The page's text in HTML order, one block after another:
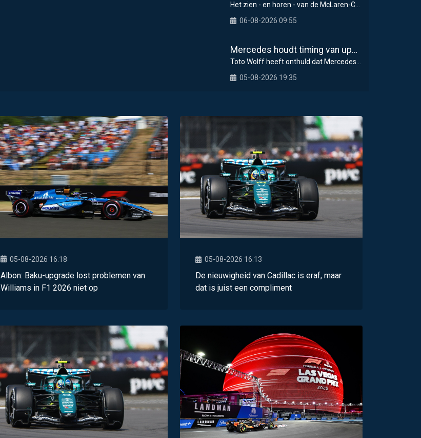
06-08-2026 09:55
Mercedes houdt timing van upgrades voor rest F1-seizoen 2026 nauwlettend in de gaten
05-08-2026 19:35
05-08-2026 16:18
Albon: Baku-upgrade lost problemen van
Williams in F1 2026 niet op
05-08-2026 16:13
De nieuwigheid van Cadillac is eraf, maar
dat is juist een compliment